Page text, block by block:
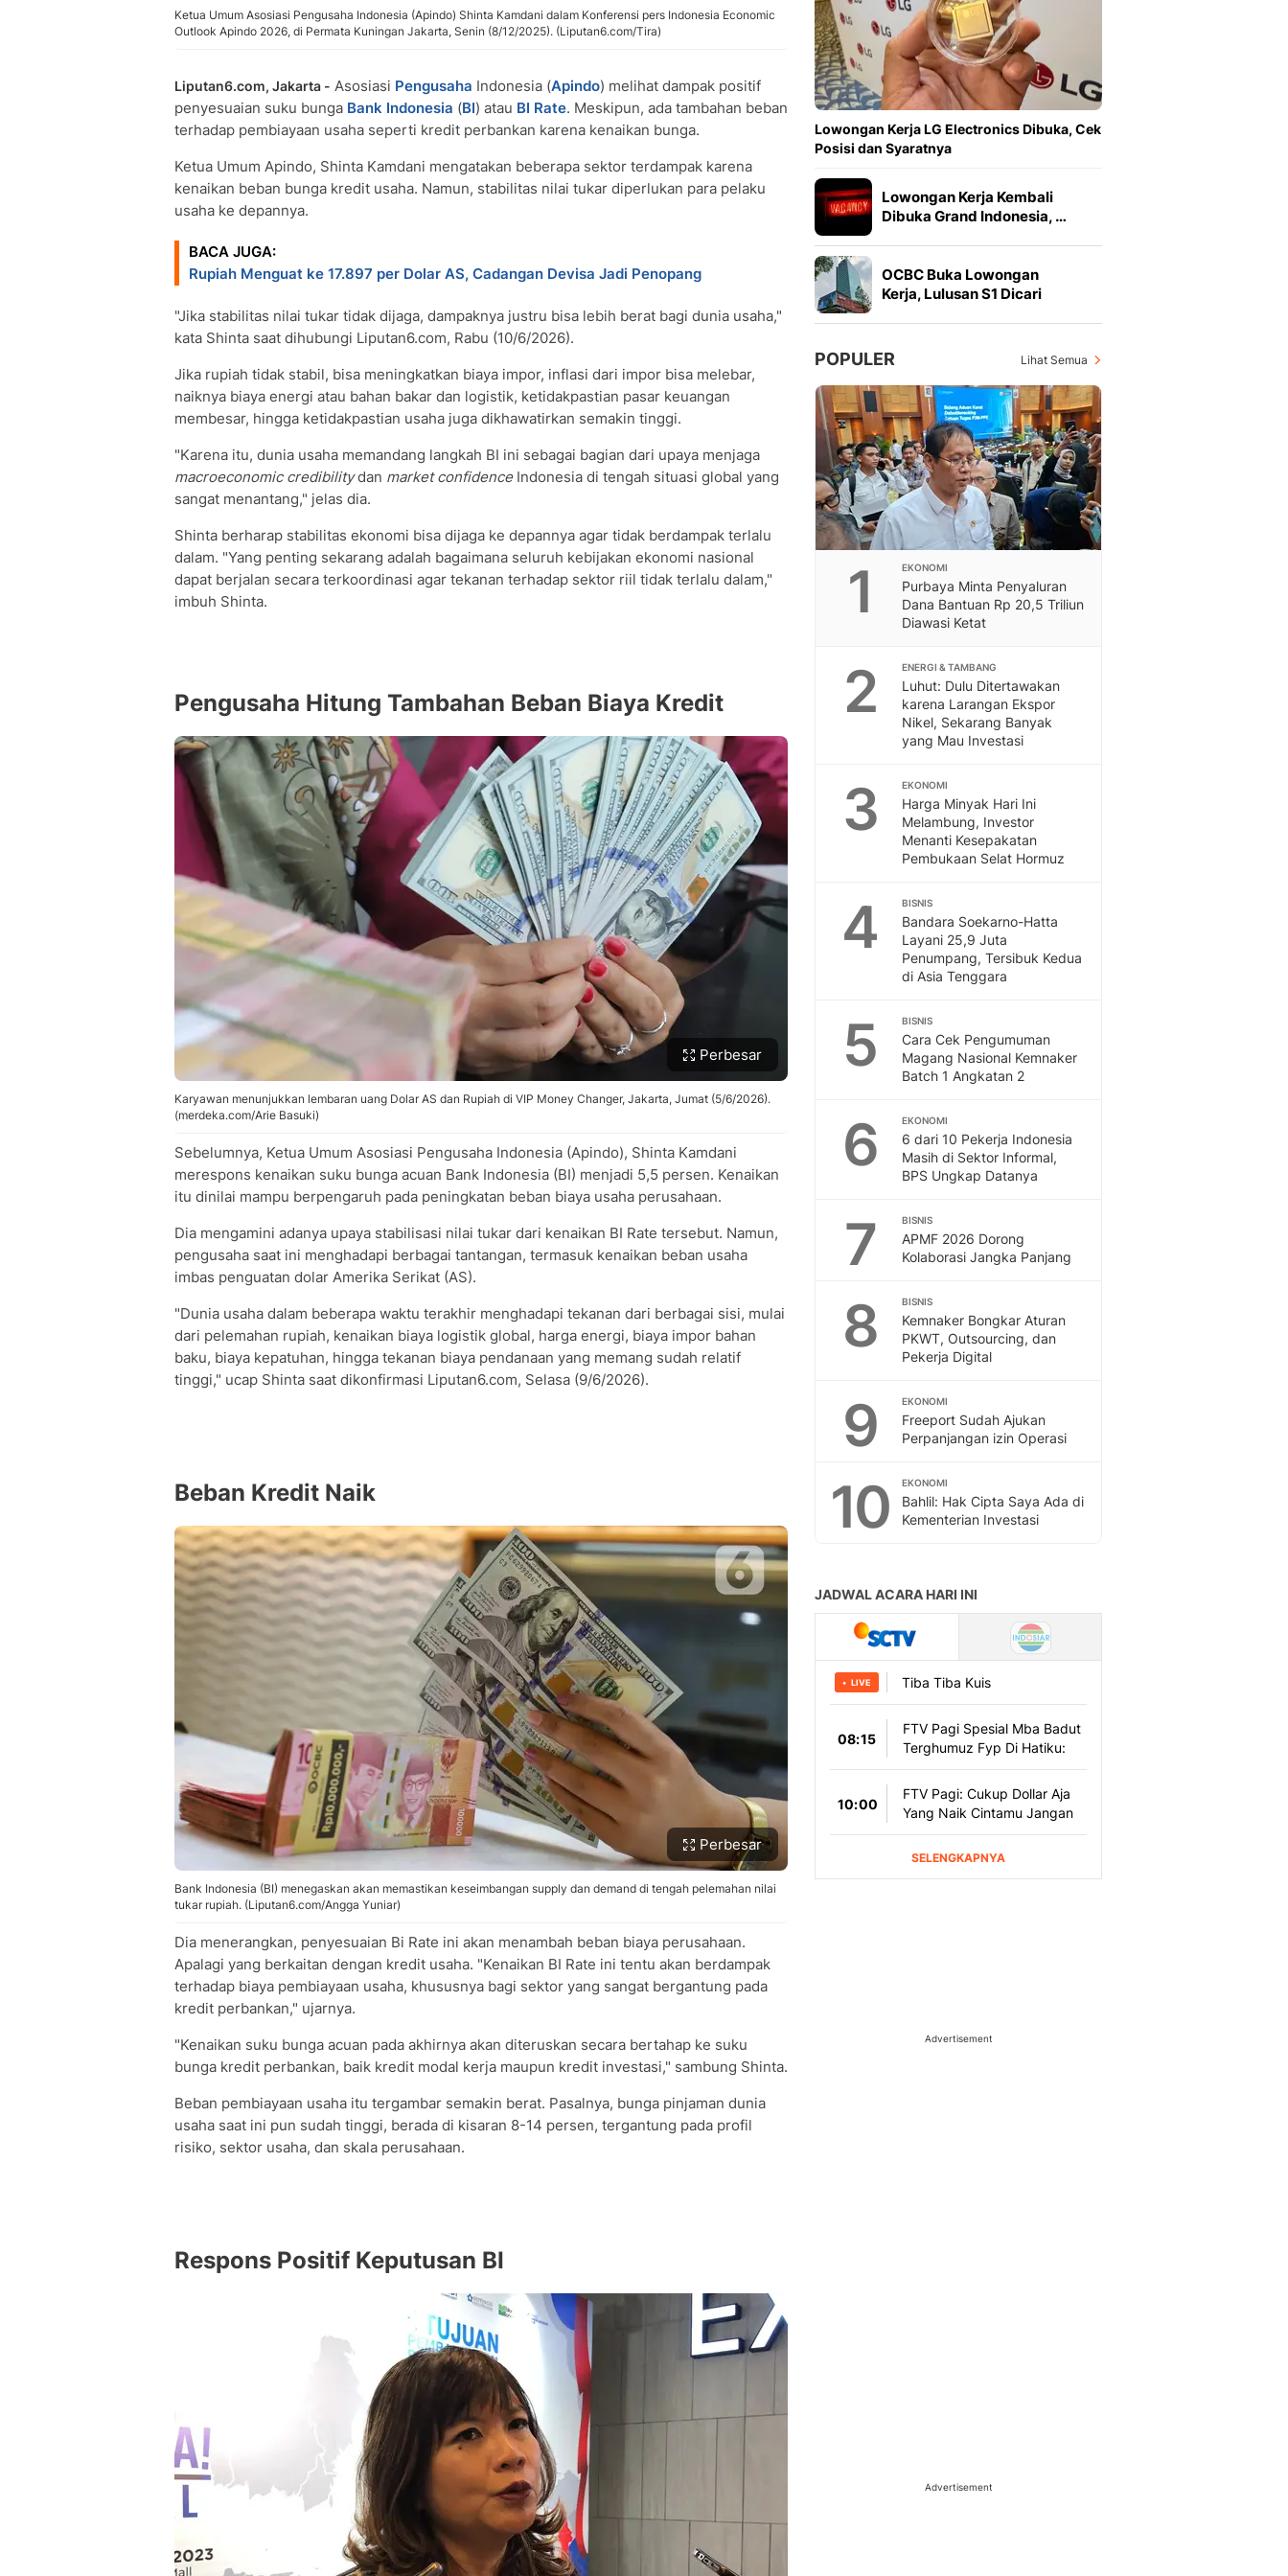
Ketua Umum Asosiasi Pengusaha Indonesia (Apindo) Shinta Kamdani dalam Konferensi pers Indonesia Economic
Outlook Apindo 2026, di Permata Kuningan Jakarta, Senin (8/12/2025). (Liputan6.com/Tira)
Liputan6.com, Jakarta - Asosiasi Pengusaha Indonesia (Apindo) melihat dampak positif
penyesuaian suku bunga Bank Indonesia (BI) atau BI Rate. Meskipun, ada tambahan beban
terhadap pembiayaan usaha seperti kredit perbankan karena kenaikan bunga.
Ketua Umum Apindo, Shinta Kamdani mengatakan beberapa sektor terdampak karena
kenaikan beban bunga kredit usaha. Namun, stabilitas nilai tukar diperlukan para pelaku
usaha ke depannya.
BACA JUGA:
Rupiah Menguat ke 17.897 per Dolar AS, Cadangan Devisa Jadi Penopang
"Jika stabilitas nilai tukar tidak dijaga, dampaknya justru bisa lebih berat bagi dunia usaha,"
kata Shinta saat dihubungi Liputan6.com, Rabu (10/6/2026).
Jika rupiah tidak stabil, bisa meningkatkan biaya impor, inflasi dari impor bisa melebar,
naiknya biaya energi atau bahan bakar dan logistik, ketidakpastian pasar keuangan
membesar, hingga ketidakpastian usaha juga dikhawatirkan semakin tinggi.
"Karena itu, dunia usaha memandang langkah BI ini sebagai bagian dari upaya menjaga
macroeconomic credibilitydan market confidenceIndonesia di tengah situasi global yang
sangat menantang," jelas dia.
Shinta berharap stabilitas ekonomi bisa dijaga ke depannya agar tidak berdampak terlalu
dalam. "Yang penting sekarang adalah bagaimana seluruh kebijakan ekonomi nasional
dapat berjalan secara terkoordinasi agar tekanan terhadap sektor riil tidak terlalu dalam,"
imbuh Shinta.
Pengusaha Hitung Tambahan Beban Biaya Kredit
Perbesar
Karyawan menunjukkan lembaran uang Dolar AS dan Rupiah di VIP Money Changer, Jakarta, Jumat (5/6/2026).
(merdeka.com/Arie Basuki)
Sebelumnya, Ketua Umum Asosiasi Pengusaha Indonesia (Apindo), Shinta Kamdani
merespons kenaikan suku bunga acuan Bank Indonesia (BI) menjadi 5,5 persen. Kenaikan
itu dinilai mampu berpengaruh pada peningkatan beban biaya usaha perusahaan.
Dia mengamini adanya upaya stabilisasi nilai tukar dari kenaikan BI Rate tersebut. Namun,
pengusaha saat ini menghadapi berbagai tantangan, termasuk kenaikan beban usaha
imbas penguatan dolar Amerika Serikat (AS).
"Dunia usaha dalam beberapa waktu terakhir menghadapi tekanan dari berbagai sisi, mulai
dari pelemahan rupiah, kenaikan biaya logistik global, harga energi, biaya impor bahan
baku, biaya kepatuhan, hingga tekanan biaya pendanaan yang memang sudah relatif
tinggi," ucap Shinta saat dikonfirmasi Liputan6.com, Selasa (9/6/2026).
Beban Kredit Naik
Perbesar
Bank Indonesia (BI) menegaskan akan memastikan keseimbangan supply dan demand di tengah pelemahan nilai
tukar rupiah. (Liputan6.com/Angga Yuniar)
Dia menerangkan, penyesuaian Bi Rate ini akan menambah beban biaya perusahaan.
Apalagi yang berkaitan dengan kredit usaha. "Kenaikan BI Rate ini tentu akan berdampak
terhadap biaya pembiayaan usaha, khususnya bagi sektor yang sangat bergantung pada
kredit perbankan," ujarnya.
"Kenaikan suku bunga acuan pada akhirnya akan diteruskan secara bertahap ke suku
bunga kredit perbankan, baik kredit modal kerja maupun kredit investasi," sambung Shinta.
Beban pembiayaan usaha itu tergambar semakin berat. Pasalnya, bunga pinjaman dunia
usaha saat ini pun sudah tinggi, berada di kisaran 8-14 persen, tergantung pada profil
risiko, sektor usaha, dan skala perusahaan.
Respons Positif Keputusan BI
Lowongan Kerja LG Electronics Dibuka, Cek
Posisi dan Syaratnya
Lowongan Kerja Kembali
Dibuka Grand Indonesia, …
OCBC Buka Lowongan
Kerja, Lulusan S1 Dicari
POPULER Lihat Semua
1 EKONOMI
Purbaya Minta Penyaluran
Dana Bantuan Rp 20,5 Triliun
Diawasi Ketat
2 ENERGI & TAMBANG
Luhut: Dulu Ditertawakan
karena Larangan Ekspor
Nikel, Sekarang Banyak
yang Mau Investasi
3 EKONOMI
Harga Minyak Hari Ini
Melambung, Investor
Menanti Kesepakatan
Pembukaan Selat Hormuz
4 BISNIS
Bandara Soekarno-Hatta
Layani 25,9 Juta
Penumpang, Tersibuk Kedua
di Asia Tenggara
5 BISNIS
Cara Cek Pengumuman
Magang Nasional Kemnaker
Batch 1 Angkatan 2
6 EKONOMI
6 dari 10 Pekerja Indonesia
Masih di Sektor Informal,
BPS Ungkap Datanya
7 BISNIS
APMF 2026 Dorong
Kolaborasi Jangka Panjang
8 BISNIS
Kemnaker Bongkar Aturan
PKWT, Outsourcing, dan
Pekerja Digital
9 EKONOMI
Freeport Sudah Ajukan
Perpanjangan izin Operasi
10 EKONOMI
Bahlil: Hak Cipta Saya Ada di
Kementerian Investasi
Advertisement
Advertisement